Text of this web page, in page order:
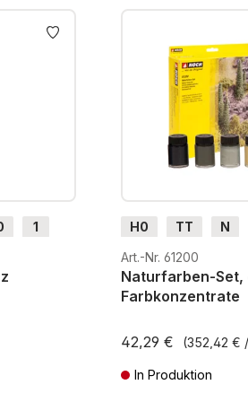
1
H0 TT N
G
H0m
Art.-Nr. 61200
Naturfarben-Set,
Farbkonzentrate
42,29 € (352,42 € /
In Produktion